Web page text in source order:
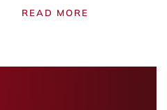
READ MORE